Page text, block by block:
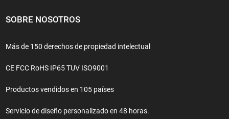
SOBRE NOSOTROS
Más de 150 derechos de propiedad intelectual
CE FCC RoHS IP65 TUV ISO9001
Productos vendidos en 105 países
Servicio de diseño personalizado en 48 horas.